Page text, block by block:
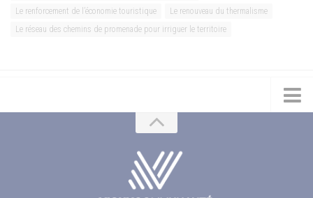
Le renforcement de l’économie touristique
Le renouveau du thermalisme
Le réseau des chemins de promenade pour irriguer le territoire